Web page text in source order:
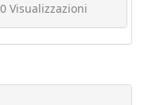
Visualizzazioni